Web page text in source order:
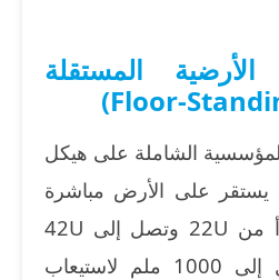
الأرضية المستقلة
الشاملة على هيكل
على الأرض مباشرة
بارتفاعات ممتدة (تبدأ من 22U وتصل إلى 42U
و47U) وأعماق تصل إلى 1000 ملم لاستيعاب